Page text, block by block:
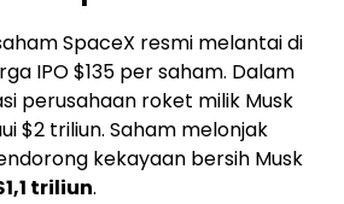
SpaceX resmi melantai di
IPO $135 per saham. Dalam
perusahaan roket milik Musk
$2 triliun. Saham melonjak
kekayaan bersih Musk
triliun.